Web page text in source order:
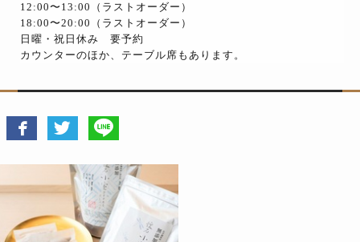
12:00〜13:00（ラストオーダー）
18:00〜20:00（ラストオーダー）
日曜・祝日休み 要予約
カウンターのほか、テーブル席もあります。